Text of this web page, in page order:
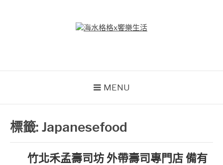
MENU
標籤: Japanesefood
竹北禾孟壽司坊 外帶壽司專門店 備有